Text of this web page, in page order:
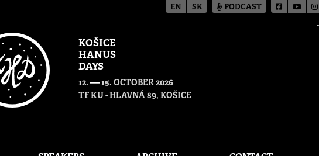
KOŠICE
HANUS
DAYS
12. — 15. OCTOBER 2026
TF KU - HLAVNÁ 89, KOŠICE
EN SK PODCAST